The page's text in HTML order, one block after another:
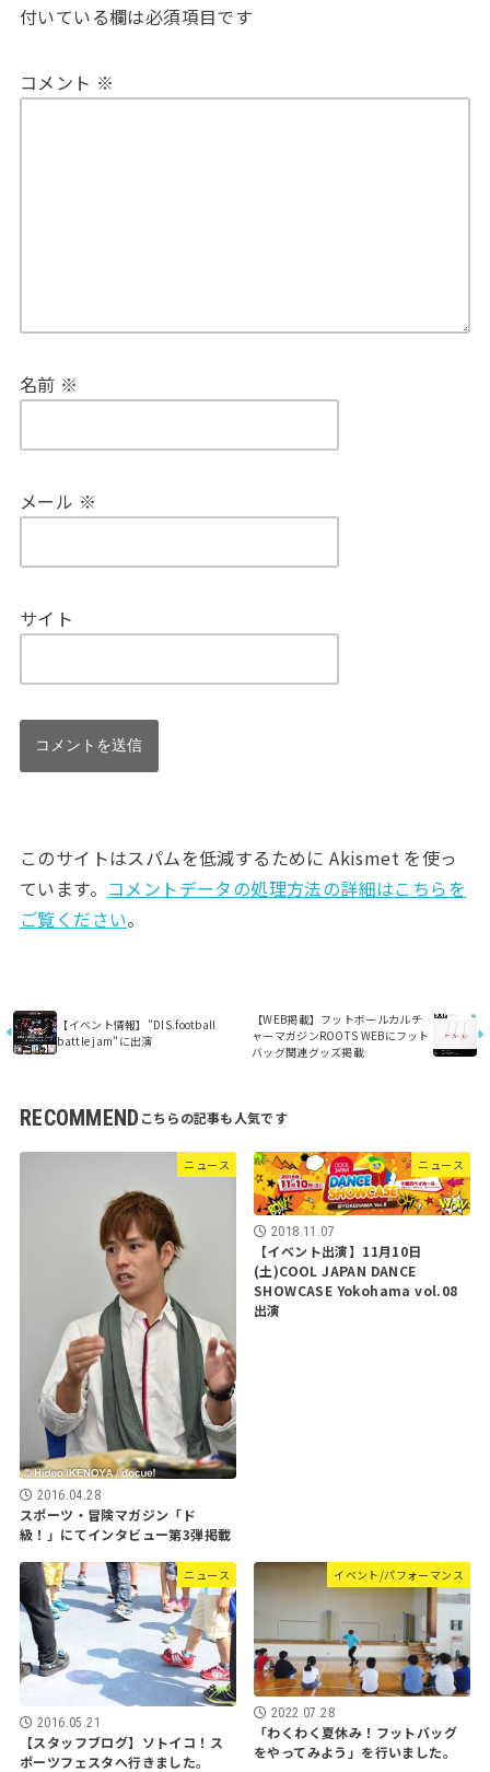
付いている欄は必須項目です
コメント ※
名前 ※
メール ※
サイト
このサイトはスパムを低減するために Akismet を使っ
ています。 コメントデータの処理方法の詳細はこちらを
ご覧ください。
【イベント情報】"DIS.football
battle jam"に出演
【WEB掲載】フットボールカルチ
ャーマガジンROOTS WEBにフット
バッグ関連グッズ掲載
RECOMMEND
ニュース
2016.04.28
スポーツ・冒険マガジン「ド
級！」にてインタビュー第3弾掲載
ニュース
2018.11.07
【イベント出演】11月10日
(土)COOL JAPAN DANCE
SHOWCASE Yokohama vol.08
出演
ニュース
2016.05.21
【スタッフブログ】ソトイコ！ス
ポーツフェスタへ行きました。
イベント/パフォーマンス
2022.07.28
「わくわく夏休み！フットバッグ
をやってみよう」を行いました。